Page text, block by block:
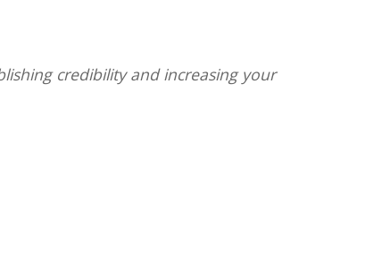
credibility and increasing your